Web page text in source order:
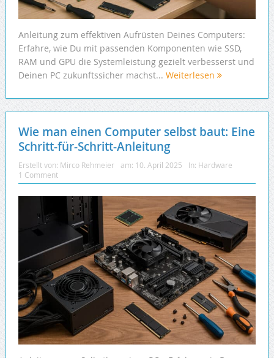
Anleitung zum effektiven Aufrüsten Deines Computers:
Erfahre, wie Du mit passenden Komponenten wie SSD,
RAM und GPU die Systemleistung gezielt verbesserst und
Deinen PC zukunftssicher machst... Weiterlesen
Wie man einen Computer selbst baut: Eine
Schritt-für-Schritt-Anleitung
Erstellt von: Mirco Rehmeier am: 10. April 2025 In: Hardware
1 Comment